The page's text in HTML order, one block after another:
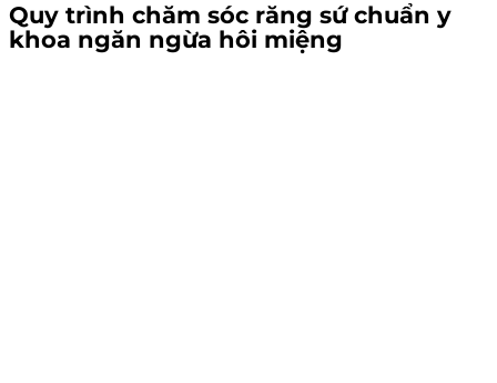
Quy trình chăm sóc răng sứ chuẩn y
khoa ngăn ngừa hôi miệng